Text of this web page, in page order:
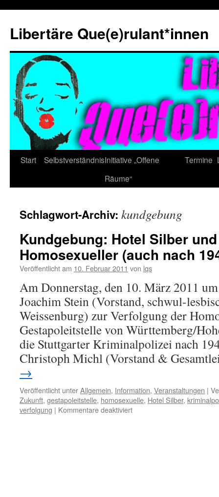
springen
Libertäre Que(e)rulant*innen
Start SelbstverständnisInitiative „Offene
Räume“
Termine
Schlagwort-Archiv: kundgebung
Kundgebung: Hotel Silber
Homosexueller (auch nach
Veröffentlicht am 10. Februar 2011 von lqs
Am Donnerstag, den 10. März 2011
Joachim Stein (Vorstand, schwul-
Weissenburg) zur Verfolgung der
Gestapoleitstelle von Württemberg/
die Stuttgarter Kriminalpolizei nach
Christoph Michl (Vorstand &
→
Veröffentlicht unterAllgemein, Information, Veranstaltungen |
Zukunft, gestapoleitstelle, homosexuelle, Hotel Silber,
verfolgung | Kommentare deaktiviertfür